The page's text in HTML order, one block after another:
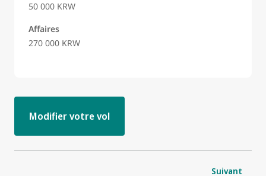
50 000 KRW
Affaires
270 000 KRW
Modifier votre vol
Suivant